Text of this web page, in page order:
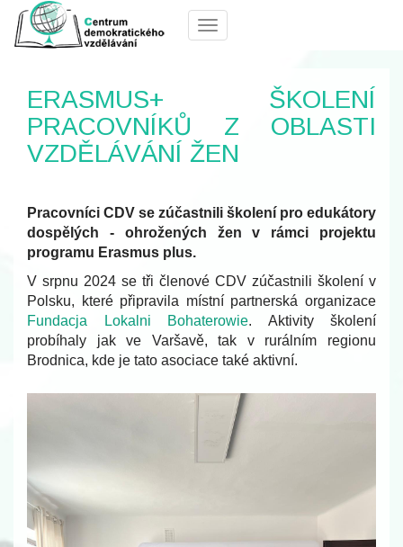
Menu
ERASMUS+ ŠKOLENÍ
PRACOVNÍKŮ Z OBLASTI
VZDĚLÁVÁNÍ ŽEN
Pracovníci CDV se zúčastnili školení pro edukátory
dospělých - ohrožených žen v rámci projektu
programu Erasmus plus.
V srpnu 2024 se tři členové CDV zúčastnili školení v
Polsku, které připravila místní partnerská organizace
Fundacja Lokalni Bohaterowie. Aktivity školení
probíhaly jak ve Varšavě, tak v rurálním regionu
Brodnica, kde je tato asociace také aktivní.